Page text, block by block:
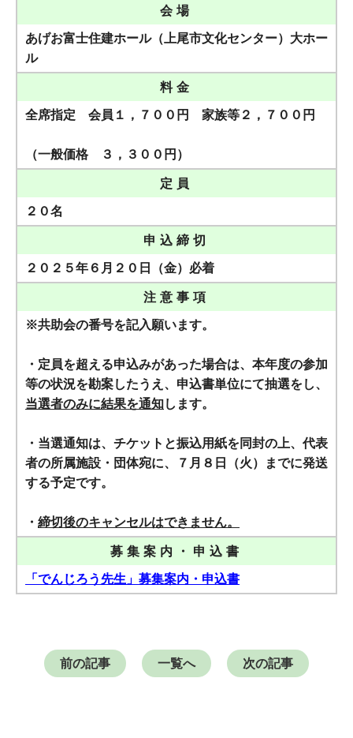
会場
あげお富士住建ホール（上尾市文化センター）大ホー
ル
料金
全席指定 会員１，７００円 家族等２，７００円
（一般価格 ３，３００円）
定員
２０名
申込締切
２０２５年６月２０日（金）必着
注意事項
※共助会の番号を記入願います。
・定員を超える申込みがあった場合は、本年度の参加
等の状況を勘案したうえ、申込書単位にて抽選をし、
当選者のみに結果を通知します。
・当選通知は、チケットと振込用紙を同封の上、代表
者の所属施設・団体宛に、７月８日（火）までに発送
する予定です。
・ 締切後のキャンセルはできません。
募集案内・申込書
「でんじろう先生」募集案内・申込書
前の記事 一覧へ 次の記事